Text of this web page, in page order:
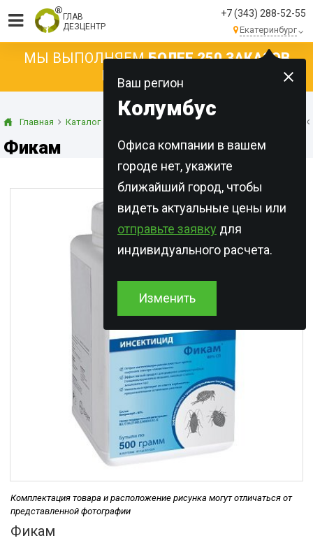
ГЛАВ
ДЕЗЦЕНТР
+7 (343) 288-52-55
Екатеринбург
Ваш регион
Колумбус
Офиса компании в вашем
городе нет, укажите
ближайший город, чтобы
видеть актуальные цены или
отправьте заявку для
индивидуального расчета.
Изменить
МЫ ВЫПОЛНЯЕМБОЛЕЕ 250 ЗАКАЗОВ
КАЖДЫЙ ДЕНЬ!
Главная Каталог Концентраты Смачивающиеся порошки
Фикам
Комплектация товара и расположение рисунка могут отличаться от
представленной фотографии
Фикам